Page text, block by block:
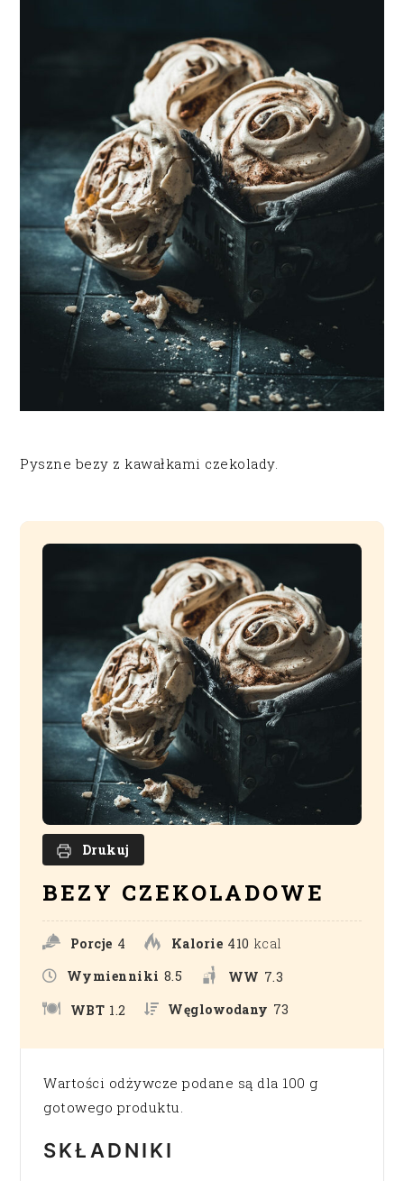
Pyszne bezy z kawałkami czekolady.
Drukuj
BEZY CZEKOLADOWE
Porcje 4 Kalorie 410 kcal
Wymienniki 8.5 WW 7.3
WBT 1.2 Węglowodany 73
Wartości odżywcze podane są dla 100 g
gotowego produktu.
SKŁADNIKI